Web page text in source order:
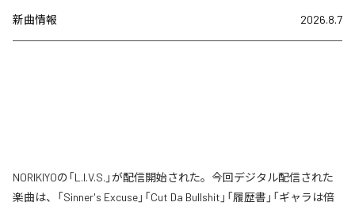
新曲情報 2026.8.7
NORIKIYOの「L.I.V.S.」が配信開始された。今回デジタル配信された
楽曲は、「Sinner's Excuse」「Cut Da Bullshit」「履歴書」「ギャラは倍